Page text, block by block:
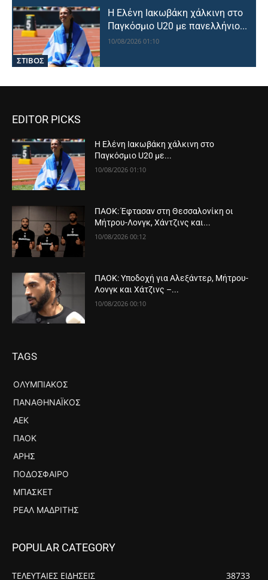
ΣΤΙΒΟΣ
Η Ελένη Ιακωβάκη χάλκινη στο
Παγκόσμιο U20 με πανελλήνιο...
10/08/2026 01:10
EDITOR PICKS
Η Ελένη Ιακωβάκη χάλκινη στο
Παγκόσμιο U20 με...
10/08/2026 01:10
ΠΑΟΚ: Έφτασαν στη Θεσσαλονίκη οι
Μήτρου-Λονγκ, Χάντζινς και...
10/08/2026 00:12
ΠΑΟΚ: Υποδοχή για Αλεξάντερ, Μήτρου-
Λονγκ και Χάτζινς –...
10/08/2026 00:10
TAGS
ΟΛΥΜΠΙΑΚΌΣ
ΠΑΝΑΘΗΝΑΪΚΌΣ
ΑΕΚ
ΠΑΟΚ
ΆΡΗΣ
ΠΟΔΌΣΦΑΙΡΟ
ΜΠΆΣΚΕΤ
ΡΕΆΛ ΜΑΔΡΊΤΗΣ
POPULAR CATEGORY
ΤΕΛΕΥΤΑΙΕΣ ΕΙΔΗΣΕΙΣ
38733